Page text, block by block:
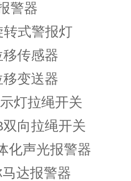
警器
转式警报灯
传感器
变送器
灯拉绳开关
双向拉绳开关
化声光报警器
达报警器